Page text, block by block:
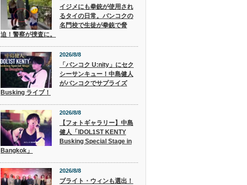
イジメにも拳銃が使用され
るタイの日常。バンコクの
名門校で生徒が拳銃で脅
迫！警察が捜査に。
2026/8/8
「バンコク U:nity」にセク
シーサンキュー！中島健人
がバンコクでサプライズ
Busking ライブ！
2026/8/8
【フォトギャラリー】中島
健人「IDOL1ST KENTY
Busking Special Stage in
Bangkok」
2026/8/8
ブライト・ウィンも選出！